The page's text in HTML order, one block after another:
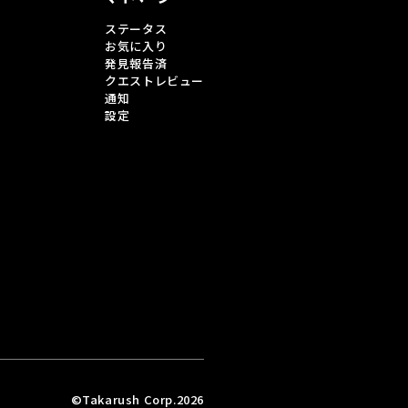
ステータス
お気に入り
発見報告済
クエストレビュー
通知
設定
©Takarush Corp.2026